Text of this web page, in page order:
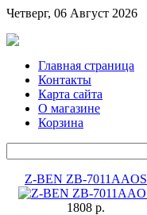
Четверг, 06 Август 2026
Главная страница
Контакты
Карта сайта
О магазине
Корзина
Z-BEN ZB-7011AAOS
1808 p.